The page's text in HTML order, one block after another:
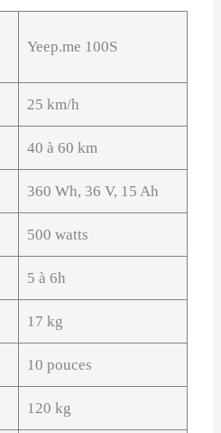
Yeep.me 100S
25 km/h
40 à 60 km
360 Wh, 36 V, 15 Ah
500 watts
5 à 6h
17 kg
10 pouces
120 kg